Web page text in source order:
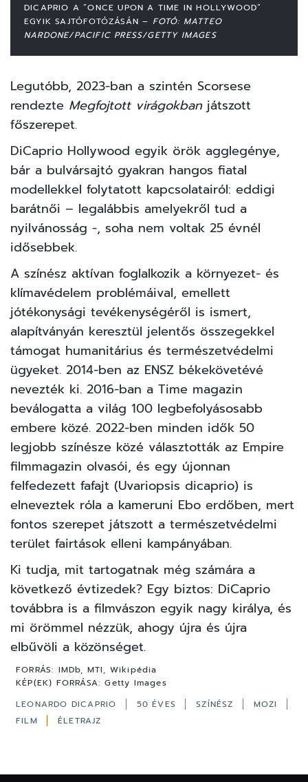
DICAPRIO A “ONCE UPON A TIME IN HOLLYWOOD”
EGYIK SAJTÓFOTÓZÁSÁN – FOTÓ: MATTEO
NARDONE/PACIFIC PRESS/GETTY IMAGES
Legutóbb, 2023-ban a szintén Scorsese
rendezte Megfojtott virágokbanjátszott
főszerepet.
DiCaprio Hollywood egyik örök agglegénye,
bár a bulvársajtó gyakran hangos fiatal
modellekkel folytatott kapcsolatairól: eddigi
barátnői – legalábbis amelyekről tud a
nyilvánosság -, soha nem voltak 25 évnél
idősebbek.
A színész aktívan foglalkozik a környezet- és
klímavédelem problémáival, emellett
jótékonysági tevékenységéről is ismert,
alapítványán keresztül jelentős összegekkel
támogat humanitárius és természetvédelmi
ügyeket. 2014-ben az ENSZ békekövetévé
nevezték ki. 2016-ban a Time magazin
beválogatta a világ 100 legbefolyásosabb
embere közé. 2022-ben minden idők 50
legjobb színésze közé választották az Empire
filmmagazin olvasói, és egy újonnan
felfedezett fafajt (Uvariopsis dicaprio) is
elneveztek róla a kameruni Ebo erdőben, mert
fontos szerepet játszott a természetvédelmi
terület fairtások elleni kampányában.
Ki tudja, mit tartogatnak még számára a
következő évtizedek? Egy biztos: DiCaprio
továbbra is a filmvászon egyik nagy királya, és
mi örömmel nézzük, ahogy újra és újra
elbűvöli a közönséget.
FORRÁS: IMDb, MTI, Wikipédia
KÉP(EK) FORRÁSA: Getty Images
LEONARDO DICAPRIO
50 ÉVES SZÍNÉSZ
MOZI
FILM
ÉLETRAJZ